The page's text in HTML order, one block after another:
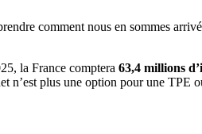
comment nous en sommes
la France comptera 63,4 millions
n’est plus une option pour une TPE